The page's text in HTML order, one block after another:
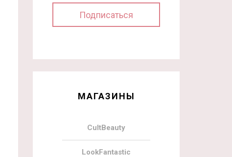
МАГАЗИНЫ
CultBeauty
LookFantastic